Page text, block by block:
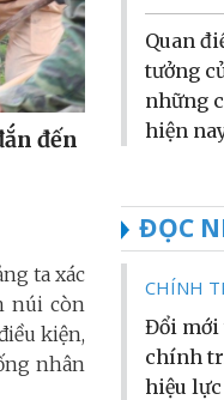
đến
ta xác
núi còn
kiện,
nhân
Quan
tưởng
những
hiện
ĐỌC
CHÍNH
Đổi mới
chính
hiệu